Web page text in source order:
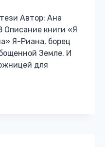
Автор: Ана
Описание книги «Я
Я-Риана, борец
Земле. И
для